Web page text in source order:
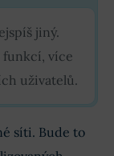
jiný.
funkcí, více
uživatelů.
síti. Bude to